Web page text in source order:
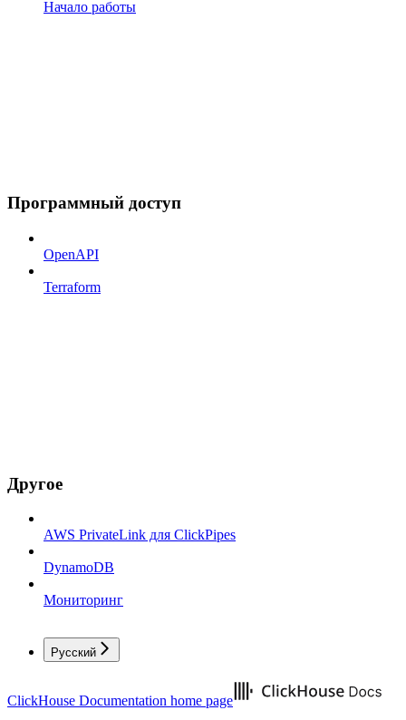
Начало работы
Программный доступ
OpenAPI
Terraform
Другое
AWS PrivateLink для ClickPipes
DynamoDB
Мониторинг
Русский
ClickHouse Documentation home page